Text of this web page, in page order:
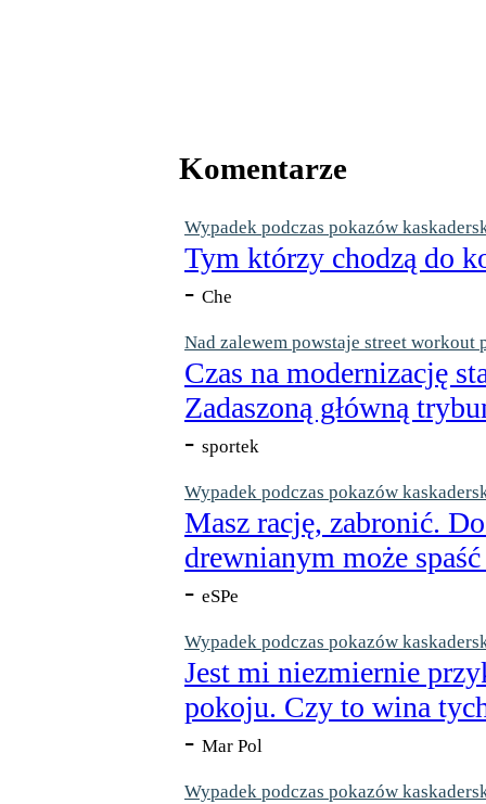
Komentarze
Wypadek podczas pokazów
Tym którzy chodzą do
- Che
Nad zalewem powstaje street workout
Czas na modernizację
Zadaszoną główną
- sportek
Wypadek podczas pokazów
Masz rację, zabronić.
drewnianym może
- eSPe
Wypadek podczas pokazów
Jest mi niezmiernie
pokoju. Czy to wina
- Mar Pol
Wypadek podczas pokazów